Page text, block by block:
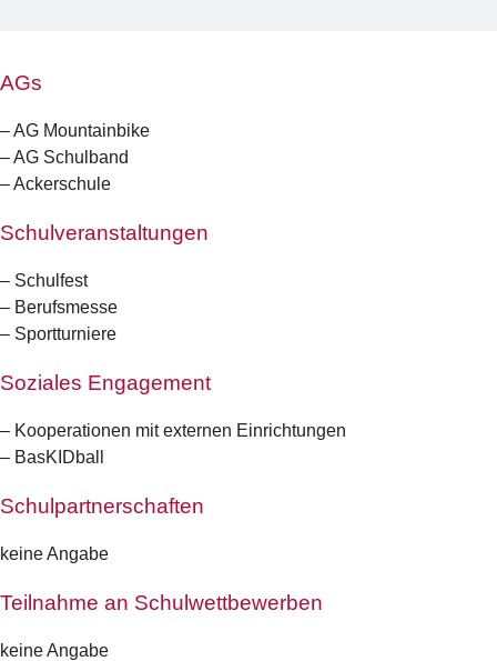
AGs
– AG Mountainbike
– AG Schulband
– Ackerschule
Schulveranstaltungen
– Schulfest
– Berufsmesse
– Sportturniere
Soziales Engagement
– Kooperationen mit externen Einrichtungen
– BasKIDball
Schulpartnerschaften
keine Angabe
Teilnahme an Schulwettbewerben
keine Angabe